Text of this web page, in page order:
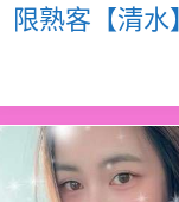
限熟客【清水